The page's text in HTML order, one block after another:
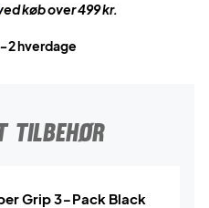
køb over 499 kr.
2 hverdage
TILBEHØR
Grip 3-Pack Black